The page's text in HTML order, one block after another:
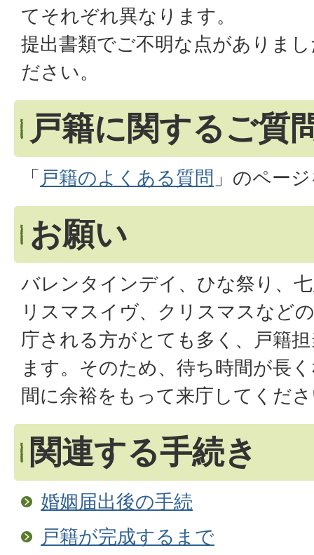
てそれぞれ異なります。
提出書類でご不明な点がありま
ださい。
戸籍に関するご質
「戸籍のよくある質問 」のペー
お願い
バレンタインデイ、ひな祭り、
リスマスイヴ、クリスマスなど
庁される方がとても多く、戸籍
ます。そのため、待ち時間が長
間に余裕をもって来庁してくだ
関連する手続き
婚姻届出後の手続
戸籍が完成するまで